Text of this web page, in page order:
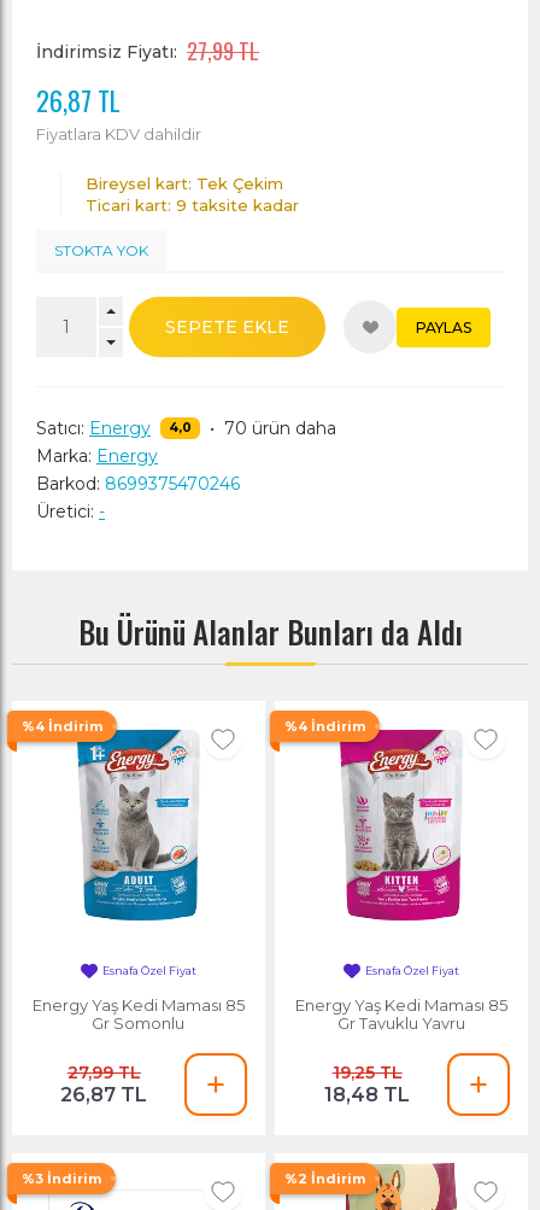
İndirimsiz Fiyatı: 27,99 TL
26,87 TL
Fiyatlara KDV dahildir
Bireysel kart: Tek Çekim
Ticari kart: 9 taksite kadar
STOKTA YOK
SEPETE EKLE PAYLAS
Satıcı: Energy 4,0 • 70 ürün daha
Marka: Energy
Barkod: 8699375470246
Üretici: -
Bu Ürünü Alanlar Bunları da Aldı
%4 İndirim
Esnafa Özel Fiyat
Energy Yaş Kedi Maması 85
Gr Somonlu
27,99 TL
26,87 TL
%4 İndirim
Esnafa Özel Fiyat
Energy Yaş Kedi Maması 85
Gr Tavuklu Yavru
19,25 TL
18,48 TL
%3 İndirim %2 İndirim